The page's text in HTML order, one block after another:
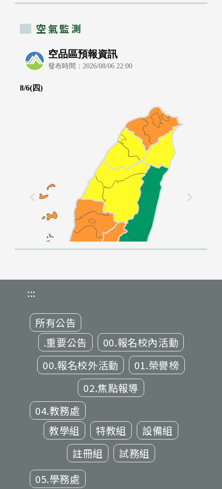
空氣監測
:::
所有公告
.重要公告
00.報名校內活動
00.報名校外活動
01.榮譽榜
02.焦點報導
04.教務處
教學組
特教組
設備組
註冊組
試務組
05.學務處